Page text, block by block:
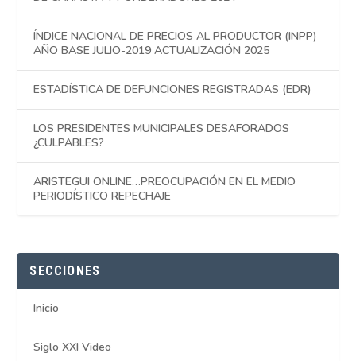
ÍNDICE NACIONAL DE PRECIOS AL PRODUCTOR (INPP)
AÑO BASE JULIO-2019 ACTUALIZACIÓN 2025
ESTADÍSTICA DE DEFUNCIONES REGISTRADAS (EDR)
LOS PRESIDENTES MUNICIPALES DESAFORADOS
¿CULPABLES?
ARISTEGUI ONLINE…PREOCUPACIÓN EN EL MEDIO
PERIODÍSTICO REPECHAJE
SECCIONES
Inicio
Siglo XXI Video